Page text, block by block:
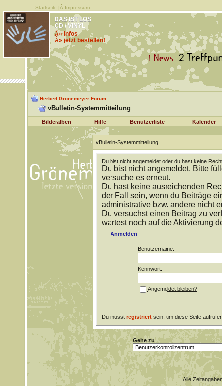
Startseite |Â Impressum
DAS IST LOS
CD / VINYL
Â» Infos
Â» jetzt bestellen!
Herbert Grönemeyer Forum
vBulletin-Systemmitteilung
Bilderalben Hilfe Benutzerliste Kalender
vBulletin-Systemmitteilung
Du bist nicht angemeldet oder du hast keine
Du bist nicht angemeldet. Bitte
versuche es erneut.
Du hast keine ausreichenden
der Fall sein, wenn du Beiträge
administrative bzw. andere nicht
Du versuchst einen Beitrag zu
wartest noch auf die Aktivierung
Anmelden
Benutzername:
Kennwort:
Angemeldet bleiben?
Du musst registriertsein, um diese Seite
Gehe zu
Alle